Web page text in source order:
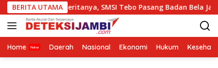
Langsung
ke
konten
BERITA UTAMA
Beritanya, SMSI Tebo Pasang Badan Bela JambiOtoritas.com,
Home Daerah Nasional Ekonomi Hukum